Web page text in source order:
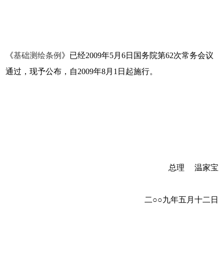
《基础测绘条例 》已经2009年5月6日国务院第62次常务会议
通过，现予公布，自2009年8月1日起施行。
总理 温家宝
二○○九年五月十二日